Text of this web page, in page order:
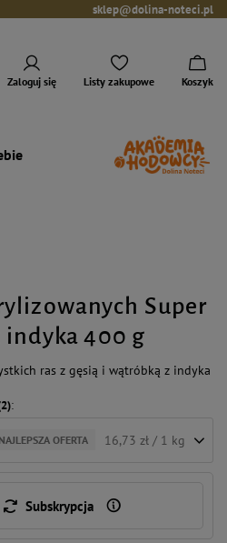
sklep@dolina-noteci.pl
Zaloguj się Listy zakupowe Koszyk
Super
indyka 400 g
ras z gęsią i wątróbką z indyka
NAJLEPSZA OFERTA 16,73 zł / 1 kg
Subskrypcja